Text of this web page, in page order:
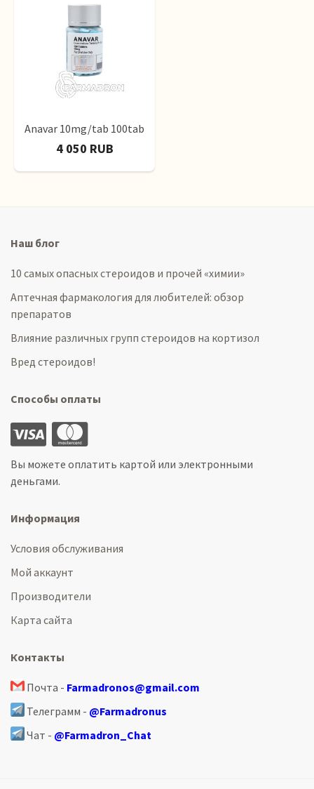
Anavar 10mg/tab 100tab
4 050 RUB
Наш блог
10 самых опасных стероидов и прочей «химии»
Аптечная фармакология для любителей: обзор
препаратов
Влияние различных групп стероидов на кортизол
Вред стероидов!
Способы оплаты
Вы можете оплатить картой или электронными
деньгами.
Информация
Условия обслуживания
Мой аккаунт
Производители
Карта сайта
Контакты
Почта - Farmadronos@gmail.com
Телеграмм - @Farmadronus
Чат - @Farmadron_Chat